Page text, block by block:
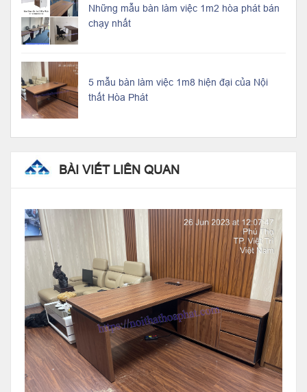
Những mẫu bàn làm việc 1m2 hòa phát bán
chạy nhất
5 mẫu bàn làm việc 1m8 hiện đại của Nội
thất Hòa Phát
BÀI VIẾT LIÊN QUAN